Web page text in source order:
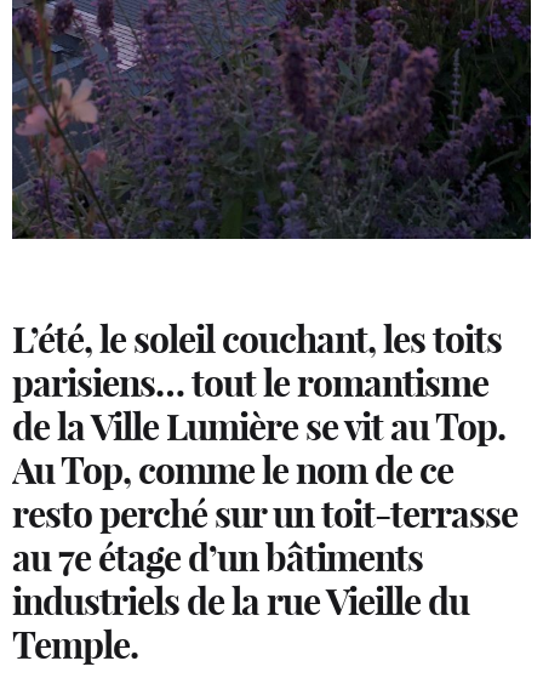
L’été, le soleil couchant, les toits
parisiens… tout le romantisme
de la Ville Lumière se vit au Top.
Au Top, comme le nom de ce
resto perché sur un toit-terrasse
au 7e étage d’un bâtiments
industriels de la rue Vieille du
Temple.